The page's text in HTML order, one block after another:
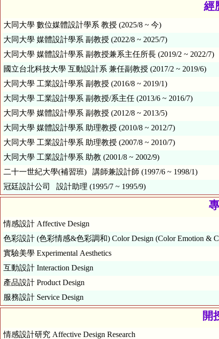
經
大同大學 數位媒體設計學系 教授 (2025/8 ~ 今)
大同大學 媒體設計學系 副教授 (2022/8 ~ 2025/7)
大同大學 媒體設計學系 副教授兼系主任所長 (2019/2 ~ 2022/7)
國立台北科技大學 互動設計系 兼任副教授 (2017/2 ~ 2019/6)
大同大學 工業設計學系 副教授 (2016/8 ~ 2019/1)
大同大學 工業設計學系 副教授/系主任 (2013/6 ~ 2016/7)
大同大學 媒體設計學系 副教授 (2012/8 ~ 2013/5)
大同大學 媒體設計學系 助理教授 (2010/8 ~ 2012/7)
大同大學 工業設計學系 助理教授 (2007/8 ~ 2010/7)
大同大學 工業設計學系 助教 (2001/8 ~ 2002/9)
二十一世紀大學(補習班) 講師兼設計師 (1997/6 ~ 1998/1)
冠廷設計公司 設計助理 (1995/7 ~ 1995/9)
情感設計 Affective Design
色彩設計 (色彩情感&色彩調和) Color Design (Color
實驗美學 Experimental Aesthetics
互動設計 Interaction Design
產品設計 Product Design
服務設計 Service Design
開
情感設計研究 Affective Design Research